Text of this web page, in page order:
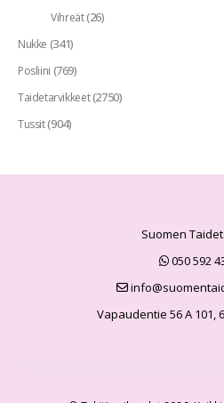
Vihreät(26)
Nukke (341)
Posliini (769)
Taidetarvikkeet(2750)
Tussit(904)
Suomen
050 592
Vapaudentie 56 A 101,